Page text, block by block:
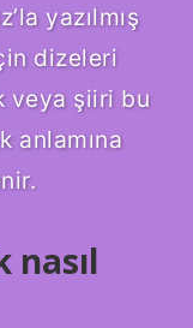
yazılmış
dizeleri
veya şiiri bu
anlamına
nasıl